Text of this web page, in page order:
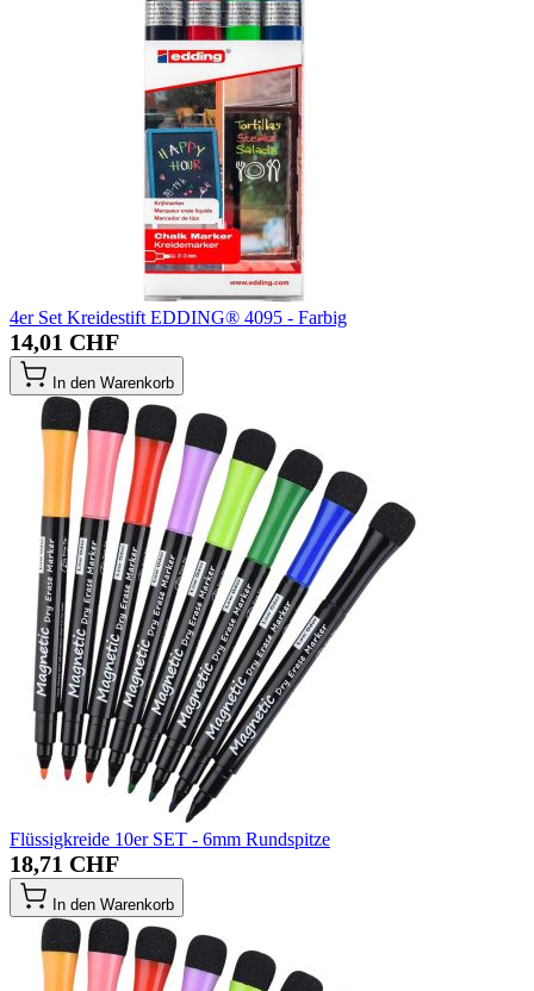
4er Set Kreidestift EDDING® 4095 - Farbig
14,01 CHF
In den Warenkorb
Flüssigkreide 10er SET - 6mm Rundspitze
18,71 CHF
In den Warenkorb